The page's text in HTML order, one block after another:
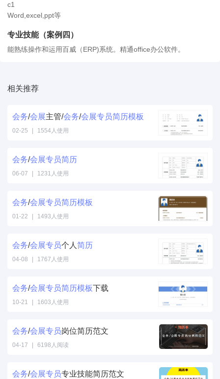
c1
Word,excel,ppt等
专业技能（案例四）
能熟练操作和运用百威（ERP)系统。精通office办公软件。
相关推荐
会务/会展主管/会务/会展专员简历模板
02-25 1554人使用
会务/会展专员简历
06-07 1231人使用
会务/会展专员简历模板
01-22 1493人使用
会务/会展专员个人 简历
04-08 1767人使用
会务/会展专员简历模板下载
10-21 1603人使用
会务/会展专员岗位简历范文
04-17 6198人阅读
会务/会展专员专业技能简历范文